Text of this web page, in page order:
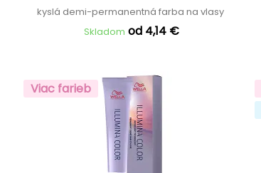
kyslá demi-permanentná farba na vlasy
Skladom od 4,14 €
Viac farieb